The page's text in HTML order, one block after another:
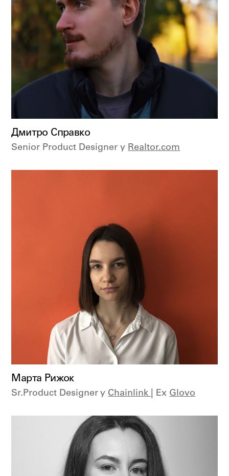
Дмитро Справко
Senior Product Designer у Realtor.com
Марта Рижок
Sr.Product Designer y Chainlink | Ex Glovo